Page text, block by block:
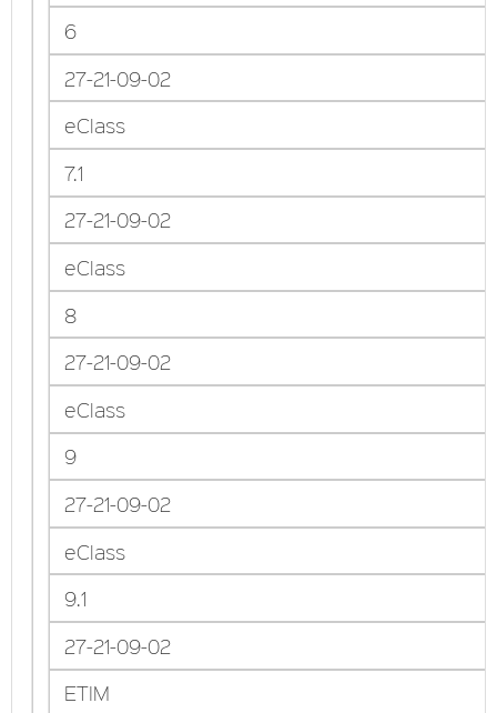
6
27-21-09-02
eClass
7.1
27-21-09-02
eClass
8
27-21-09-02
eClass
9
27-21-09-02
eClass
9.1
27-21-09-02
ETIM